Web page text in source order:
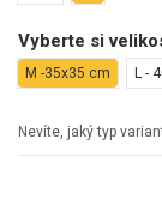
Vyberte si
M -35x35 cm L -
Nevíte, jaký typ